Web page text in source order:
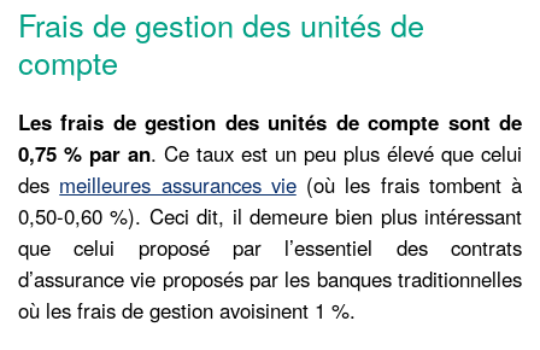
Frais de gestion des unités de
compte
Les frais de gestion des unités de compte sont de
0,75 % par an. Ce taux est un peu plus élevé que celui
des meilleures assurances vie(où les frais tombent à
0,50-0,60 %). Ceci dit, il demeure bien plus intéressant
que celui proposé par l’essentiel des contrats
d’assurance vie proposés par les banques traditionnelles
où les frais de gestion avoisinent 1 %.